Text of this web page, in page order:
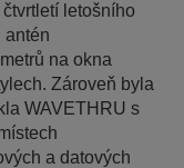
letošního
antén
na okna
Zároveň byla
WAVETHRU s
a datových